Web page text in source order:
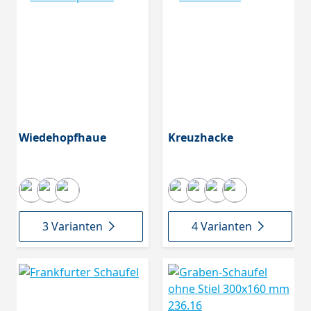
Wiedehopfhaue
3 Varianten
Kreuzhacke
4 Varianten